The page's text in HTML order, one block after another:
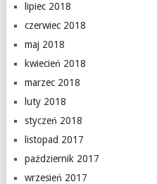
lipiec 2018
czerwiec 2018
maj 2018
kwiecień 2018
marzec 2018
luty 2018
styczeń 2018
listopad 2017
październik 2017
wrzesień 2017